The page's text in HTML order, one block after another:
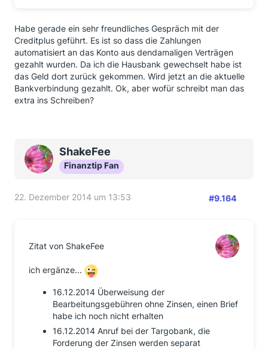
Habe gerade ein sehr freundliches Gespräch mit der
Creditplus geführt. Es ist so dass die Zahlungen
automatisiert an das Konto aus dendamaligen Verträgen
gezahlt wurden. Da ich die Hausbank gewechselt habe ist
das Geld dort zurück gekommen. Wird jetzt an die aktuelle
Bankverbindung gezahlt. Ok, aber wofür schreibt man das
extra ins Schreiben?
ShakeFee
Finanztip Fan
22. Dezember 2014 um 13:53 #9.164
Zitat von ShakeFee
ich ergänze...
16.12.2014 Überweisung der
Bearbeitungsgebühren ohne Zinsen, einen Brief
habe ich noch nicht erhalten
16.12.2014 Anruf bei der Targobank, die
Forderung der Zinsen werden separat